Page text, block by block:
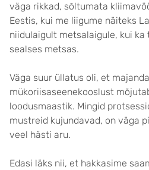
väga rikkad, sõltumata
Eestis, kui me liigume näiteks
niidulaigult metsalaigule, kui ka
sealses metsas.
Väga suur üllatus oli, et
mükoriisaseenekooslust
loodusmaastik. Mingid
mustreid kujundavad, on väga
veel hästi aru.
Edasi läks nii, et hakkasime